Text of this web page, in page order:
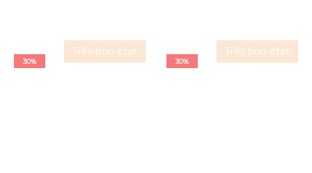
Très bon état
30%
Très bon état
30%